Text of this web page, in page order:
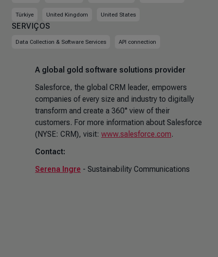
Türkiye United Kingdom United States
SERVIÇOS
Data Collection & Software Services API connection
A global gold software solutions provider
Salesforce, the global CRM leader, empowers
companies of every size and industry to digitally
transform and create a 360° view of their
customers. For more information about Salesforce
(NYSE: CRM), visit: www.salesforce.com.
Contact:
Serena Ingre - Sustainability Communications